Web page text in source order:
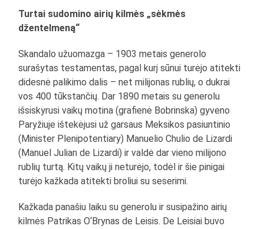
Turtai sudomino airių kilmės „sėkmės
džentelmeną“
Skandalo užuomazga – 1903 metais generolo
surašytas testamentas, pagal kurį sūnui turėjo atitekti
didesnė palikimo dalis – net milijonas rublių, o dukrai
vos 400 tūkstančių. Dar 1890 metais su generolu
išsiskyrusi vaikų motina (grafienė Bobrinska) gyveno
Paryžiuje ištekėjusi už garsaus Meksikos pasiuntinio
(Minister Plenipotentiary) Manuelio Chulio de Lizardi
(Manuel Julian de Lizardi) ir valdė dar vieno milijono
rublių turtą. Kitų vaikų ji neturėjo, todėl ir šie pinigai
turėjo kažkada atitekti broliui su seserimi.
Kažkada panašiu laiku su generolu ir susipažino airių
kilmės Patrikas O‘Brynas de Leisis. De Leisiai buvo